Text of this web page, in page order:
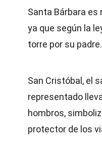
Santa Bárbara es
ya que según la
torre por su padre.
San Cristóbal, el
representado
hombros,
protector de los